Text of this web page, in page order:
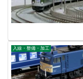
入線・整備・加工